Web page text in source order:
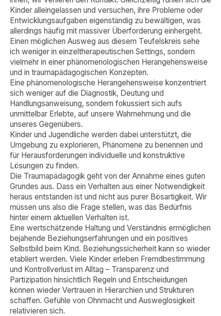
Kinder alleingelassen und versuchen, ihre Probleme oder
Entwicklungsaufgaben eigenständig zu bewältigen, was
allerdings häufig mit massiver Überforderung einhergeht.
Einen möglichen Ausweg aus diesem Teufelskreis sehe
ich weniger in einzeltherapeutischen Settings, sondern
vielmehr in einer phänomenologischen Herangehensweise
und in traumapädagogischen Konzepten.
Eine phänomenologische Herangehensweise konzentriert
sich weniger auf die Diagnostik, Deutung und
Handlungsanweisung, sondern fokussiert sich aufs
unmittelbar Erlebte, auf unsere Wahrnehmung und die
unseres Gegenübers.
Kinder und Jugendliche werden dabei unterstützt, die
Umgebung zu explorieren, Phänomene zu benennen und
für Herausforderungen individuelle und konstruktive
Lösungen zu finden.
Die Traumapädagogik geht von der Annahme eines guten
Grundes aus. Dass ein Verhalten aus einer Notwendigkeit
heraus entstanden ist und nicht aus purer Bösartigkeit. Wir
müssen uns also die Frage stellen, was das Bedürfnis
hinter einem aktuellen Verhalten ist.
Eine wertschätzende Haltung und Verständnis ermöglichen
bejahende Beziehungserfahrungen und ein positives
Selbstbild beim Kind. Beziehungssicherheit kann so wieder
etabliert werden. Viele Kinder erleben Fremdbestimmung
und Kontrollverlust im Alltag – Transparenz und
Partizipation hinsichtlich Regeln und Entscheidungen
können wieder Vertrauen in Hierarchien und Strukturen
schaffen. Gefühle von Ohnmacht und Ausweglosigkeit
relativieren sich.